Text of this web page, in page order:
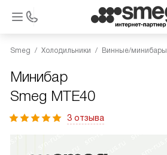
Smeg Холодильники Винные/минибары
Минибар
Smeg MTE40
3 отзыва